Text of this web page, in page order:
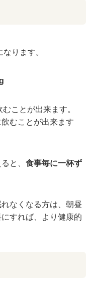
ります。
ことが出来ます。
むことが出来ます
と、 食事毎に一杯ず
なくなる方は、朝昼
すれば、より健康的